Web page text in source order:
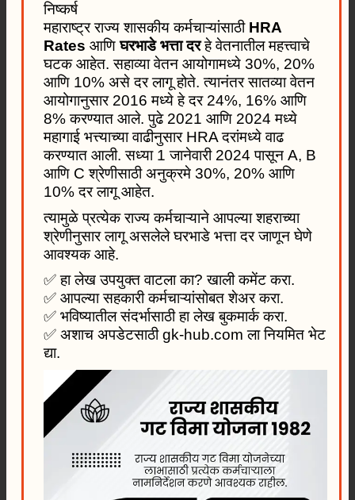
निष्कर्ष
महाराष्ट्र राज्य शासकीय कर्मचाऱ्यांसाठी HRA
Rates आणिघरभाडे भत्ता दरहे वेतनातील महत्त्वाचे
घटक आहेत. सहाव्या वेतन आयोगामध्ये 30%, 20%
आणि 10% असे दर लागू होते. त्यानंतर सातव्या वेतन
आयोगानुसार 2016 मध्ये हे दर 24%, 16% आणि
8% करण्यात आले. पुढे 2021 आणि 2024 मध्ये
महागाई भत्त्याच्या वाढीनुसार HRA दरांमध्ये वाढ
करण्यात आली. सध्या 1 जानेवारी 2024 पासून A, B
आणि C श्रेणीसाठी अनुक्रमे 30%, 20% आणि
10% दर लागू आहेत.
त्यामुळे प्रत्येक राज्य कर्मचाऱ्याने आपल्या शहराच्या
श्रेणीनुसार लागू असलेले घरभाडे भत्ता दर जाणून घेणे
आवश्यक आहे.
✅ हा लेख उपयुक्त वाटला का? खाली कमेंट करा.
✅ आपल्या सहकारी कर्मचाऱ्यांसोबत शेअर करा.
✅ भविष्यातील संदर्भासाठी हा लेख बुकमार्क करा.
✅ अशाच अपडेटसाठी gk-hub.com ला नियमित भेट
द्या.